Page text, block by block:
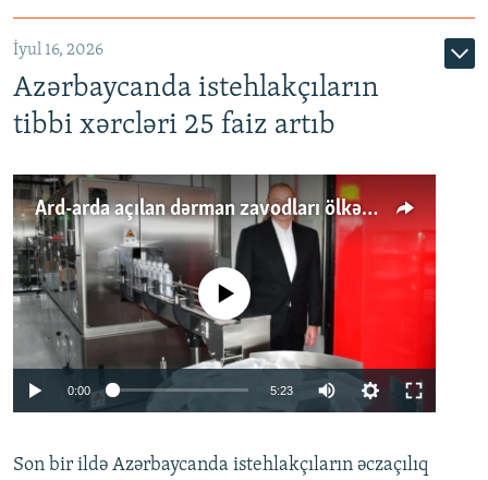
İyul 16, 2026
Azərbaycanda istehlakçıların
tibbi xərcləri 25 faiz artıb
Ard-arda açılan dərman zavodları ölkənin tələbatını ödəyirmi?
No media source currently available
0:00 5:23
360p
Son bir ildə Azərbaycanda istehlakçıların əczaçılıq